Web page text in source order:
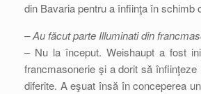
din Bavaria pentru a înfiinţa în schimb
– Au făcut parte Illuminati din
– Nu la început. Weishaupt a fost
francmasonerie şi a dorit să înfiinţeze
diferite. A eşuat însă în conceperea